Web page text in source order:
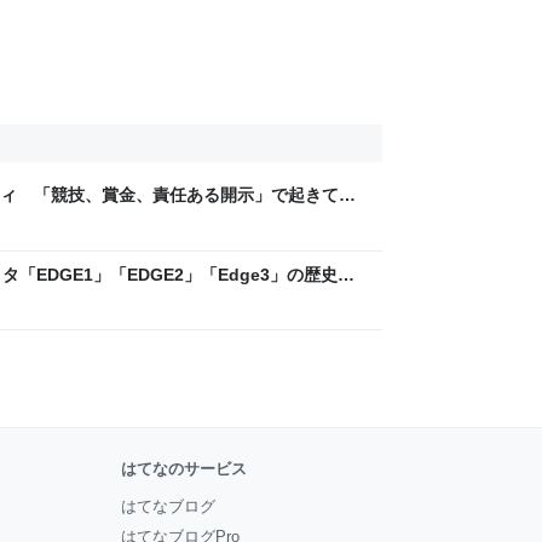
「競技、賞金、責任ある開示」で起きてい
「EDGE1」「EDGE2」「Edge3」の歴史に
はてなのサービス
はてなブログ
はてなブログPro